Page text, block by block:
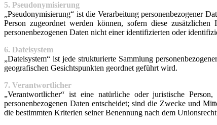
5. Pseudonymisierung
„Pseudonymisierung“ ist die Verarbeitung personenbezogener
Person zugeordnet werden können, sofern diese
personenbezogenen Daten nicht einer identifizierten oder
6. Dateisystem
„Dateisystem“ ist jede strukturierte Sammlung
geografischen Gesichtspunkten geordnet geführt wird.
7. Verantwortlicher
„Verantwortlicher“ ist eine natürliche oder juristische
personenbezogenen Daten entscheidet; sind die Zwecke und
die bestimmten Kriterien seiner Benennung nach dem